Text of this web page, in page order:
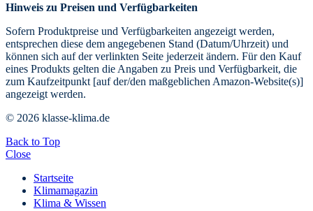
Hinweis zu Preisen und Verfügbarkeiten
Sofern Produktpreise und Verfügbarkeiten angezeigt werden,
entsprechen diese dem angegebenen Stand (Datum/Uhrzeit) und
können sich auf der verlinkten Seite jederzeit ändern. Für den Kauf
eines Produkts gelten die Angaben zu Preis und Verfügbarkeit, die
zum Kaufzeitpunkt [auf der/den maßgeblichen Amazon-Website(s)]
angezeigt werden.
© 2026 klasse-klima.de
Back to Top
Close
Startseite
Klimamagazin
Klima & Wissen